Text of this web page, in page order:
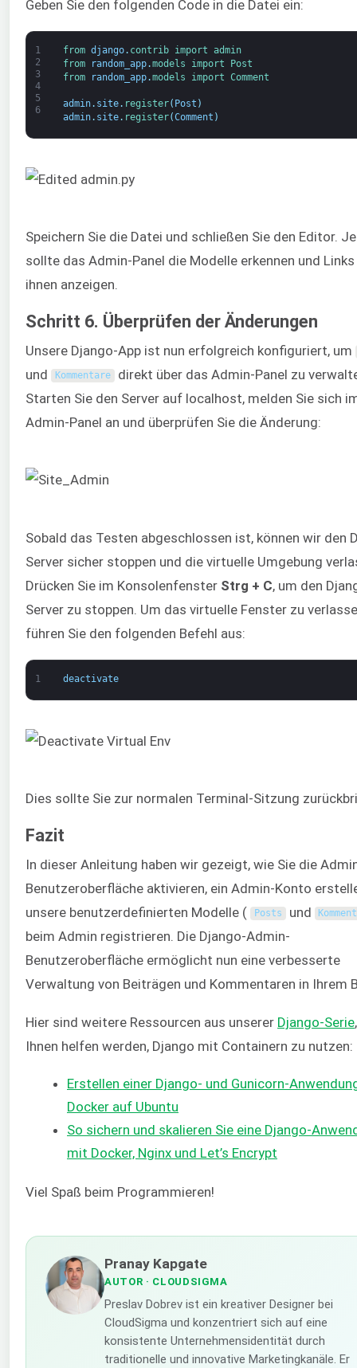
Geben Sie den folgenden Code in die Datei ein:
1
2
3
4
5
6
from django. contrib import admin
from
random_app.models import
Post
from
random_app.models import Comment
admin. site. register( Post )
admin. site. register(Comment )
Speichern Sie die Datei und schließen Sie den Editor.
sollte das Admin-Panel die Modelle erkennen und
ihnen anzeigen.
Schritt 6. Überprüfen der Änderungen
Unsere Django-App ist nun erfolgreich konfiguriert, um
und
Kommentare direkt über das Admin-Panel zu
Starten Sie den Server auf localhost, melden Sie sich
Admin-Panel an und überprüfen Sie die Änderung:
Sobald das Testen abgeschlossen ist, können wir den
Server sicher stoppen und die virtuelle Umgebung
Drücken Sie im Konsolenfenster Strg + C, um den
Server zu stoppen. Um das virtuelle Fenster zu
führen Sie den folgenden Befehl aus:
1 deactivate
Dies sollte Sie zur normalen Terminal-Sitzung
Fazit
In dieser Anleitung haben wir gezeigt, wie Sie die
Benutzeroberfläche aktivieren, ein Admin-Konto
unsere benutzerdefinierten Modelle (
Posts und
beim Admin registrieren. Die Django-Admin-
Benutzeroberfläche ermöglicht nun eine verbesserte
Verwaltung von Beiträgen und Kommentaren in Ihrem
Hier sind weitere Ressourcen aus unserer Django-Serie
Ihnen helfen werden, Django mit Containern zu nutzen:
Erstellen einer Django- und Gunicorn-
Docker auf Ubuntu
So sichern und skalieren Sie eine Django-
mit Docker, Nginx und Let’s Encrypt
Viel Spaß beim Programmieren!
Pranay Kapgate
AUTOR · CLOUDSIGMA
Preslav Dobrev ist ein kreativer Designer bei
CloudSigma und konzentriert sich auf eine
konsistente Unternehmensidentität durch
traditionelle und innovative Marketingkanäle. Er